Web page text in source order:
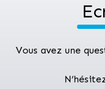
Vous avez une